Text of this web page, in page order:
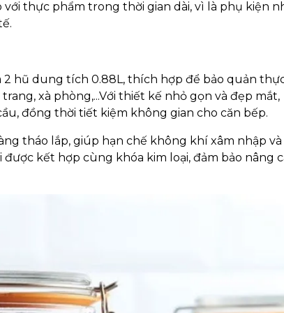
thực phẩm trong thời gian dài, vì là phụ kiện
hũ dung tích 0.88L, thích hợp để bảo quản
xà phòng,...Với thiết kế nhỏ gọn và đẹp mắt,
đồng thời tiết kiệm không gian cho căn bếp.
tháo lắp, giúp hạn chế không khí xâm nhập và
kết hợp cùng khóa kim loại, đảm bảo nâng